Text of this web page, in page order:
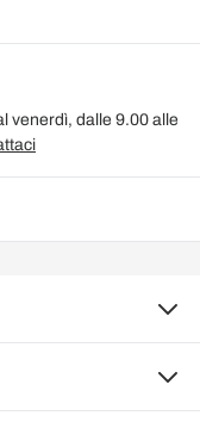
venerdì, dalle 9.00 alle